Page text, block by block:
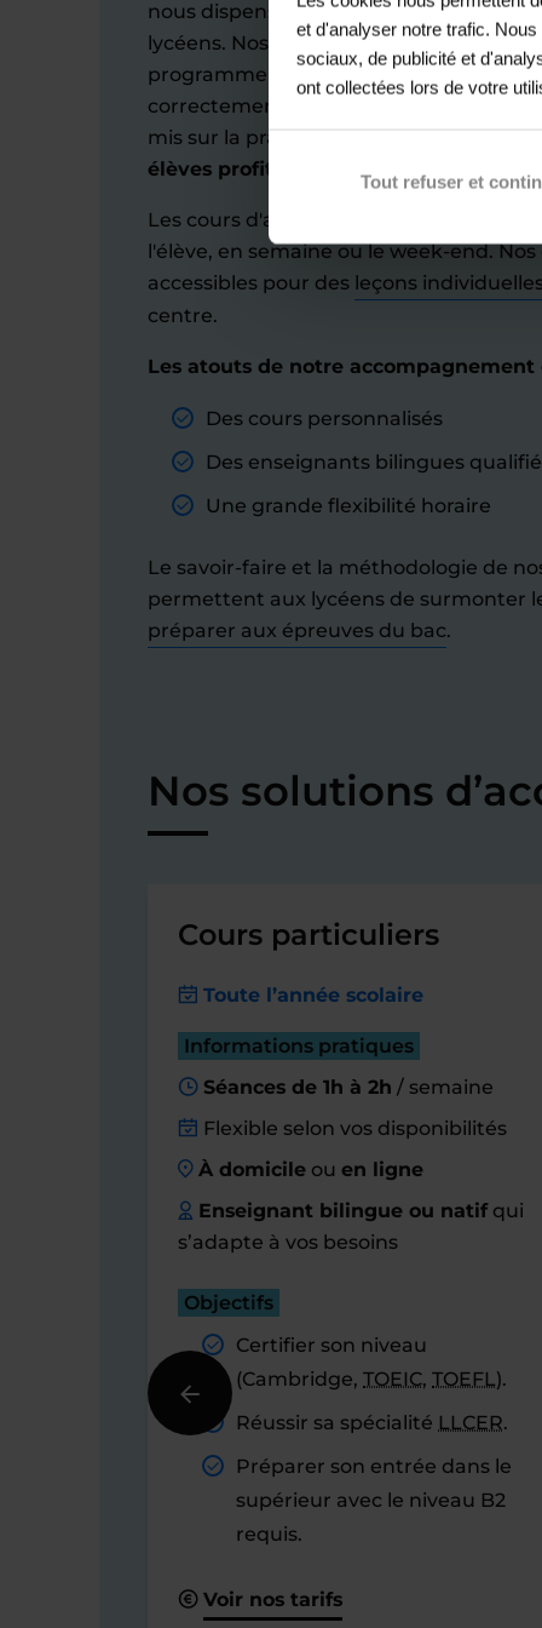
et d'analyser notre trafic.
sociaux, de publicité et
ont collectées lors de votre
Tout refuser et
nous dispensons des leçons d’anglais
lycéens. Nos cours incluent les
programme (savoir présenter et
correctement des connecteurs
mis sur la pratique.Avec l'aide de nos
élèves profitent d'une approche sur
Les cours d'anglais sont planifiés selon
l'élève, en semaine ou le week-end.
accessibles pour des leçons
centre.
Les atouts de notre
Des cours personnalisés
Des enseignants bilingues
Une grande flexibilité horaire
Le savoir-faire et la méthodologie de
permettent aux lycéens de surmonter
préparer aux épreuves du bac.
Nos solutions
Cours particuliers
Toute l’année scolaire
Informations pratiques
Séances de 1h à 2h / semaine
Flexible selon vos disponibilités
À domicileou en ligne
Enseignant bilingue ou natifqui
s’adapte à vos besoins
Objectifs
Certifier son niveau
(Cambridge, TOEIC, TOEFL).
Réussir sa spécialité LLCER.
Préparer son entrée dans le
supérieur avec le niveau B2
requis.
Voir nos tarifs